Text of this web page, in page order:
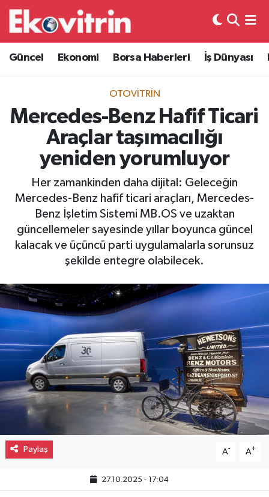
Güncel Ekonomi Borsa Haberleri İş Dünyası
OTOVITRIN
Mercedes-Benz Hafif Ticari
Araçlar taşımacılığı
yeniden yorumluyor
Her zamankinden daha dijital: Geleceğin
Mercedes-Benz hafif ticari araçları, Mercedes-
Benz İşletim Sistemi MB.OS ve uzaktan
güncellemeler sayesinde yıllar boyunca güncel
kalacak ve üçüncü parti uygulamalarla sorunsuz
şekilde entegre olabilecek.
Paylaş A- A+
27.10.2025 - 17:04
Güncel
Ekonomi
Borsa Haberleri
İş Dünyası
Lojistik
Otovitrin
Asayiş
Magazin
Gayrimenkul
Spor
Eğitim
Hava Durumu
Trafik Durumu
Süper Lig Puan Durumu ve Fikstür
Tüm Manşetler
Son Dakika Haberleri
Haber Arşivi